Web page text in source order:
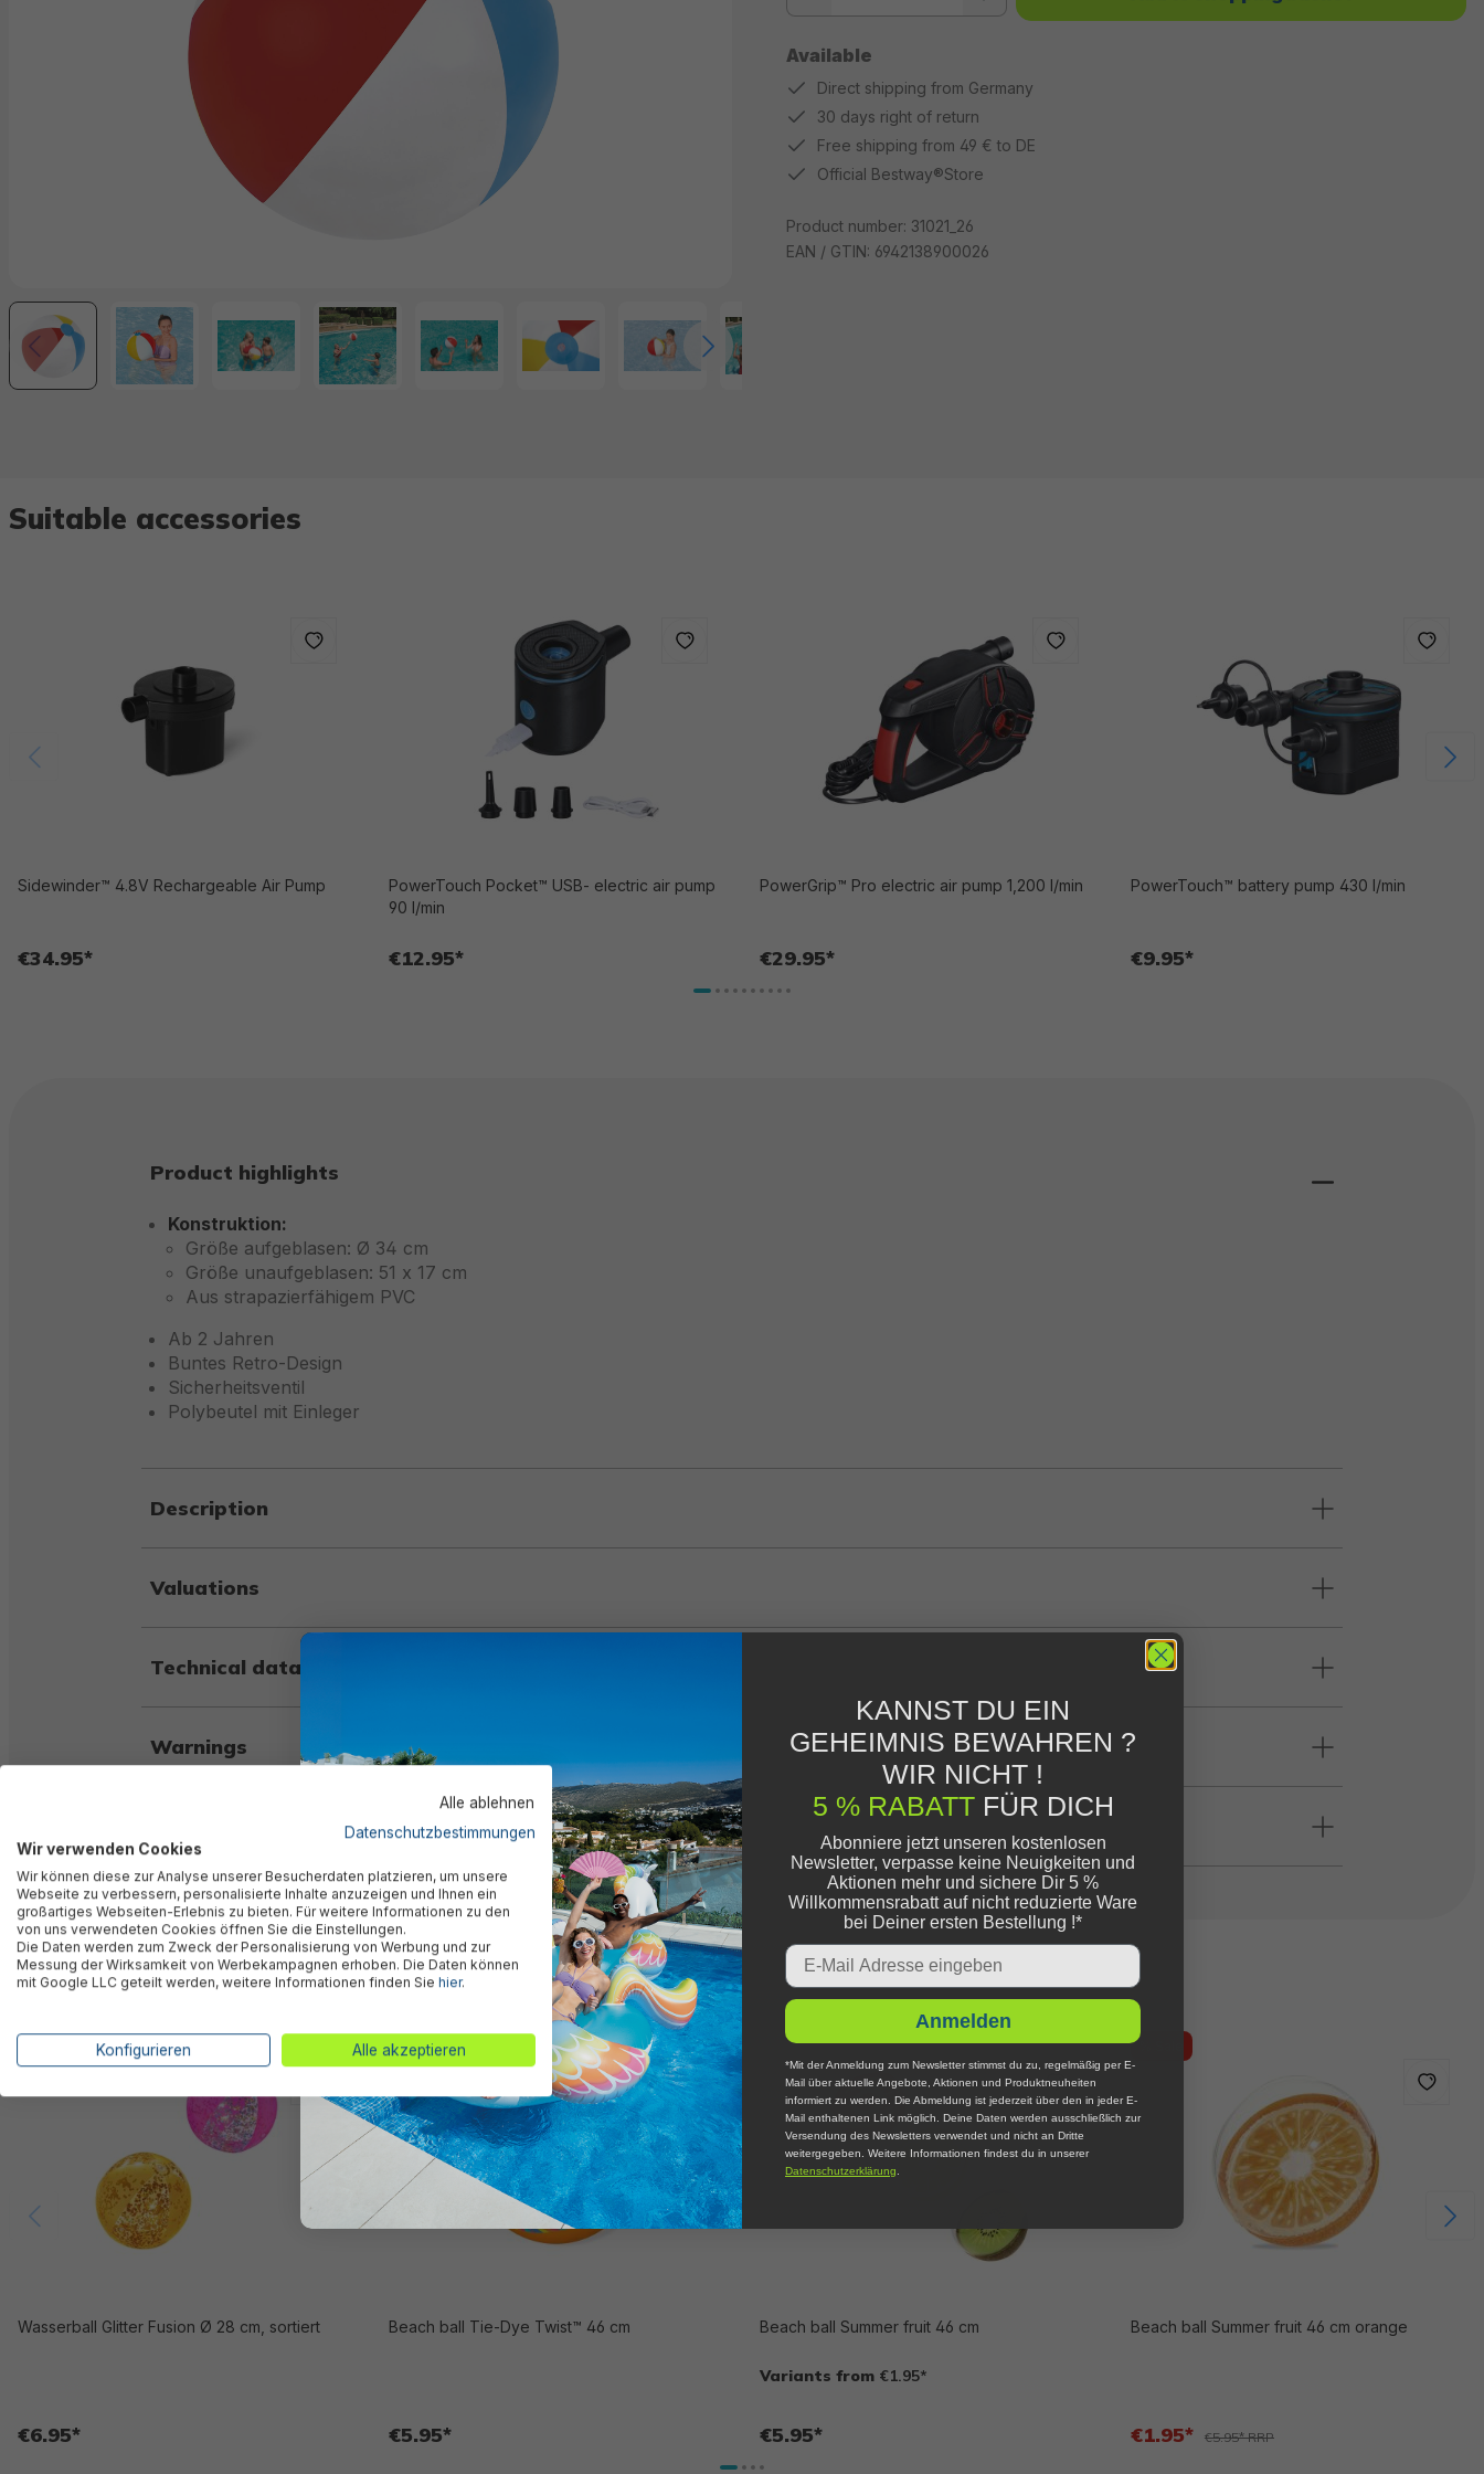
Available
Direct shipping from Germany
30 days right of return
Free shipping from 49 € to DE
Official Bestway®Store
Product number: 31021_26
EAN / GTIN: 6942138900026
Suitable accessories
Sidewinder™ 4.8V Rechargeable Air Pump
€34.95*
PowerTouch Pocket™ USB- electric air pump
90 l/min
€12.95*
PowerGrip™ Pro electric air pump 1,200 l/min
€29.95*
PowerTouch™ battery pump 430 l/min
€9.95*
Product highlights
Konstruktion:
Größe aufgeblasen: Ø 34 cm
Größe unaufgeblasen: 51 x 17 cm
Aus strapazierfähigem PVC
Ab 2 Jahren
Buntes Retro-Design
Sicherheitsventil
Polybeutel mit Einleger
Description
Valuations
Technical data
Warnings
Manufacturer information
Similar products
Wasserball Glitter Fusion Ø 28 cm, sortiert
€6.95*
Beach ball Tie-Dye Twist™ 46 cm
€5.95*
Beach ball Summer fruit 46 cm
Variants from €1.95*
€5.95*
Beach ball Summer fruit 46 cm orange
€1.95* €5.95* RRP
Alle ablehnen
Datenschutzbestimmungen
Wir verwenden Cookies
Wir können diese zur Analyse unserer Besucherdaten platzieren, um unsere
Webseite zu verbessern, personalisierte Inhalte anzuzeigen und Ihnen ein
großartiges Webseiten-Erlebnis zu bieten. Für weitere Informationen zu den
von uns verwendeten Cookies öffnen Sie die Einstellungen.
Die Daten werden zum Zweck der Personalisierung von Werbung und zur
Messung der Wirksamkeit von Werbekampagnen erhoben. Die Daten können
mit Google LLC geteilt werden, weitere Informationen finden Sie hier.
Konfigurieren Alle akzeptieren
KANNST DU EIN
GEHEIMNIS BEWAHREN ?
WIR NICHT !
5 % RABATTFÜR DICH
Abonniere jetzt unseren kostenlosen
Newsletter, verpasse keine Neuigkeiten und
Aktionen mehr und sichere Dir 5 %
Willkommensrabatt auf nicht reduzierte Ware
bei Deiner ersten Bestellung !*
Email
Anmelden
*Mit der Anmeldung zum Newsletter stimmst du zu, regelmäßig per E-
Mail über aktuelle Angebote, Aktionen und Produktneuheiten
informiert zu werden. Die Abmeldung ist jederzeit über den in jeder E-
Mail enthaltenen Link möglich. Deine Daten werden ausschließlich zur
Versendung des Newsletters verwendet und nicht an Dritte
weitergegeben. Weitere Informationen findest du in unserer
Datenschutzerklärung